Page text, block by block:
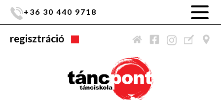
+36 30 440 9718
regisztráció